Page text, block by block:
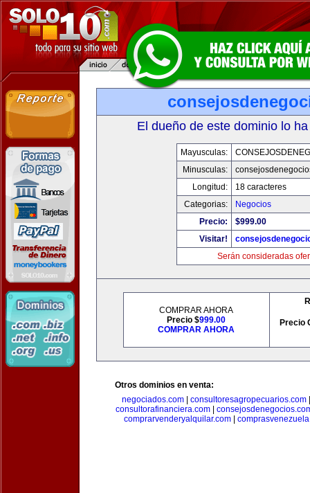
El dueño de este dominio lo
Mayusculas:
Minusculas:
Longitud:
18 caracteres
Categorias:
Negocios
Precio:
$999.00
Visitar!
Serán consideradas
COMPRAR AHORA
Precio $999.00
COMPRAR AHORA
Precio
Otros dominios en venta:
negociados.com
consultoresagropecuarios.com
consultorafinanciera.com|
comprarvenderyalquilar.com|